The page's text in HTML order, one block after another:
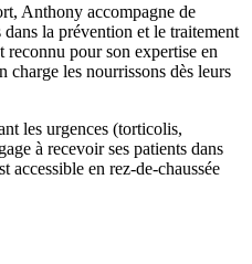
Anthony accompagne de
la prévention et le traitement
reconnu pour son expertise en
charge les nourrissons dès leurs
les urgences (torticolis,
à recevoir ses patients dans
accessible en rez-de-chaussée